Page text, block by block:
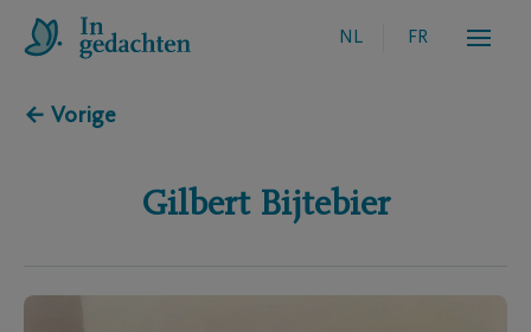
NL FR
← Vorige
Gilbert Bijtebier